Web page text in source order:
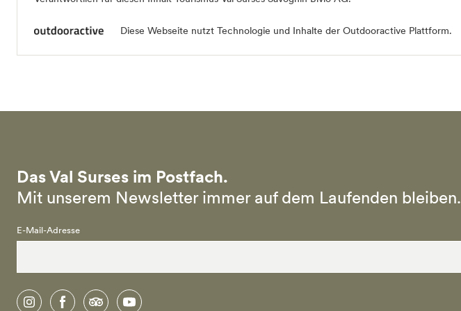
Diese Webseite nutzt Technologie und Inhalte der Outdooractive Plattform.
Das Val Surses im Postfach.
Mit unserem Newsletter immer auf dem Laufenden bleiben.
E-Mail-Adresse
instagramfacebooktripadvisoryoutube